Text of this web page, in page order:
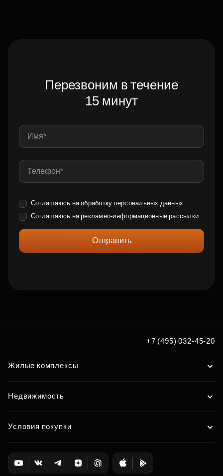
Перезвоним в течение
15 минут
Соглашаюсь на обработку персональных данных
Соглашаюсь нарекламно-информационные рассылки
Отправить
+7 (495) 032-45-20
Жилые комплексы
Недвижимость
Условия покупки